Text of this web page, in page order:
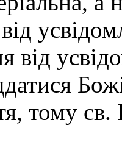
від
тому